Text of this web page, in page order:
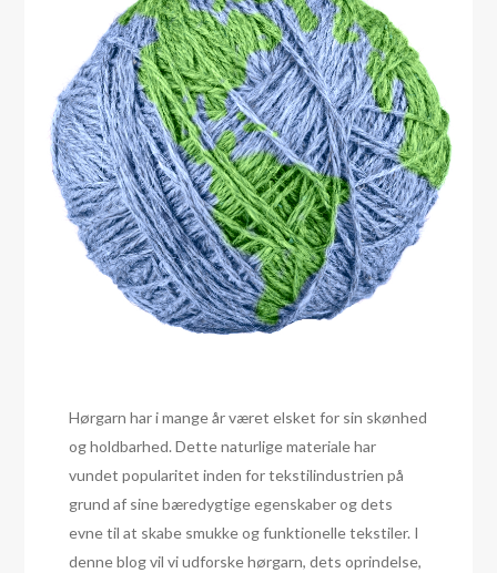
Hørgarn har i mange år været elsket for sin skønhed
og holdbarhed. Dette naturlige materiale har
vundet popularitet inden for tekstilindustrien på
grund af sine bæredygtige egenskaber og dets
evne til at skabe smukke og funktionelle tekstiler. I
denne blog vil vi udforske hørgarn, dets oprindelse,